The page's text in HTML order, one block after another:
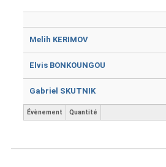
Melih KERIMOV
Elvis BONKOUNGOU
Gabriel SKUTNIK
Évènement Quantité